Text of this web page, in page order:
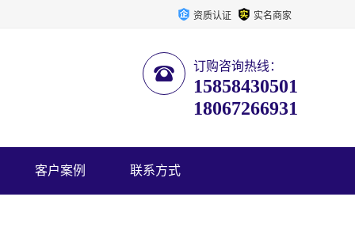
资质认证 实名商家
订购咨询热线：
15858430501
18067266931
客户案例 联系方式